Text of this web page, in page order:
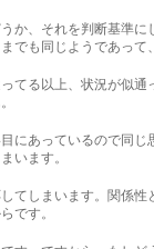
か、それを判断基準に
でも同じようであって
てる以上、状況が似通
にあっているので同じ
います。
てしまいます。関係性
です。